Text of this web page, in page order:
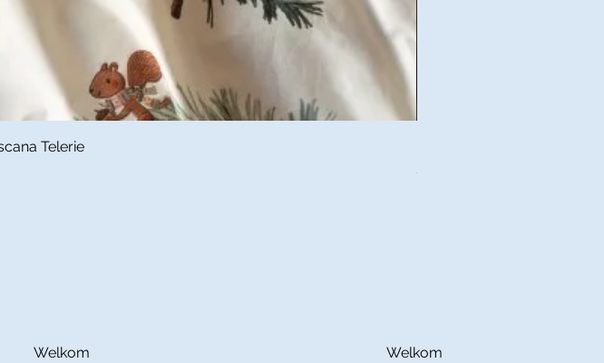
Telerie
Prijs
€ 145,00
Welkom
Welkom